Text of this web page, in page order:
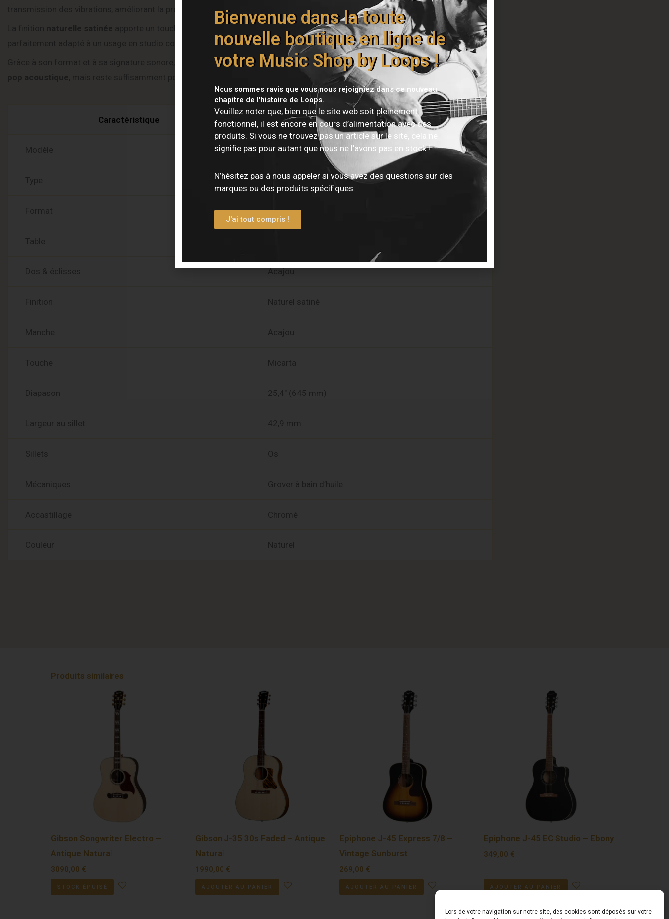
Lors de votre navigation sur notre site, des cookies sont déposés sur votre
transmission des vibrations, améliorant la précision et le sustain.
apporte un toucher agréable, laissant ressentir le bois tout en offrant un look sobre et élégant,
parfaitement adapté à un usage en studio comme sur scène.
Sigma 000M-15est particulièrement adaptée aufingerstyle, folk, blues léger et
Caractéristiques techniques
Caractéristique Détail
Modèle Sigma 000M-15
Type Guitare acoustique
Format 000 (auditorium)
Table
Dos & éclisses Acajou
Finition Naturel satiné
Manche Acajou
Touche Micarta
Diapason 25,4″ (645 mm)
Largeur au sillet 42,9 mm
Sillets Os
Mécaniques Grover à bain d’huile
Accastillage Chromé
Couleur Naturel
Produits similaires
Gibson Songwriter Electro –
Antique Natural
3090,00 €
STOCK ÉPUISÉ
Gibson J-35 30s Faded – Antique
Natural
1990,00 €
AJOUTER AU PANIER
Epiphone J-45 Express 7/8 –
Vintage Sunburst
269,00 €
AJOUTER AU PANIER
Epiphone J-45 EC Studio – Ebony
349,00 €
AJOUTER AU PANIER
Bienvenue dans la toute
nouvelle boutique en ligne de
votre Music Shop by Loops !
Nous sommes ravis que vous nous rejoigniez dans ce nouveau
chapitre de l'histoire de Loops.
Veuillez noter que, bien que le site web soit pleinement
fonctionnel, il est encore en cours d’alimentation avec des
produits. Si vous ne trouvez pas un article sur le site, cela ne
signifie pas pour autant que nous ne l’avons pas en stock !
N’hésitez pas à nous appeler si vous avez des questions sur des
marques ou des produits spécifiques.
J'ai tout compris !